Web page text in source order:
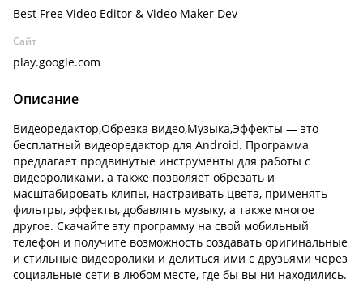
Best Free Video Editor & Video Maker Dev
Сайт
play.google.com
Описание
Видеоредактор,Обрезка видео,Музыка,Эффекты — это
бесплатный видеоредактор для Android. Программа
предлагает продвинутые инструменты для работы с
видеороликами, а также позволяет обрезать и
масштабировать клипы, настраивать цвета, применять
фильтры, эффекты, добавлять музыку, а также многое
другое. Скачайте эту программу на свой мобильный
телефон и получите возможность создавать оригинальные
и стильные видеоролики и делиться ими с друзьями через
социальные сети в любом месте, где бы вы ни находились.